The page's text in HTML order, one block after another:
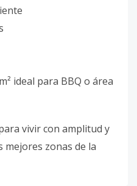
ideal para BBQ o área
vivir con amplitud y
mejores zonas de la